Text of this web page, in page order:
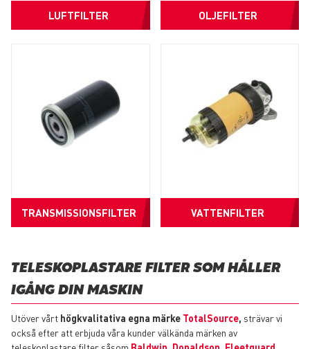
LUFTFILTER OLJEFILTER
TRANSMISSIONSFILTER VATTENFILTER
TELESKOPLASTARE FILTER SOM HÅLLER
IGÅNG DIN MASKIN
Utöver vårt högkvalitativa egna märke TotalSource, strävar vi
också efter att erbjuda våra kunder välkända märken av